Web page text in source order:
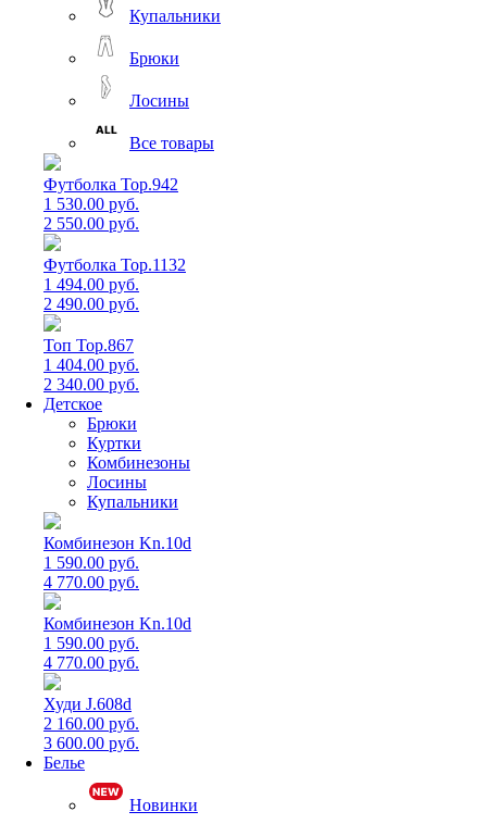
Купальники
Брюки
Лосины
Все товары
Футболка Top.942
1 530.00 руб.
2 550.00 руб.
Футболка Top.1132
1 494.00 руб.
2 490.00 руб.
Топ Top.867
1 404.00 руб.
2 340.00 руб.
Детское
Брюки
Куртки
Комбинезоны
Лосины
Купальники
Комбинезон Kn.10d
1 590.00 руб.
4 770.00 руб.
Комбинезон Kn.10d
1 590.00 руб.
4 770.00 руб.
Худи J.608d
2 160.00 руб.
3 600.00 руб.
Белье
Новинки